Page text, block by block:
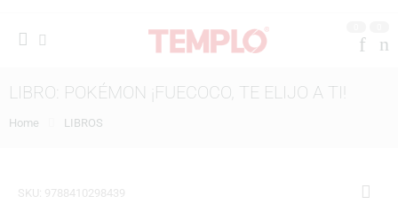
LIBRO: POKÉMON ¡FUECOCO, TE ELIJO A TI!
Home LIBROS
SKU: 9788410298439